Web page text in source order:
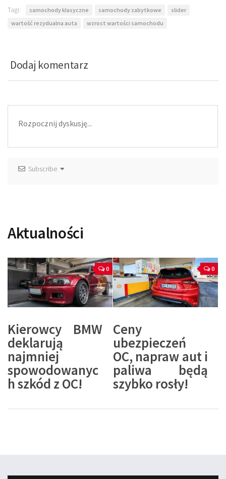
Tagi: samochody klasyczne samochody zabytkowe
slider
wartość rezydualna auta
wzrost wartości samochodu
Dodaj komentarz
Subscribe
Aktualności
0
Kierowcy BMW
deklarują
najmniej
spowodowanyc
h szkód z OC!
0
Ceny
ubezpieczeń
OC, napraw aut i
paliwa będą
szybko rosły!